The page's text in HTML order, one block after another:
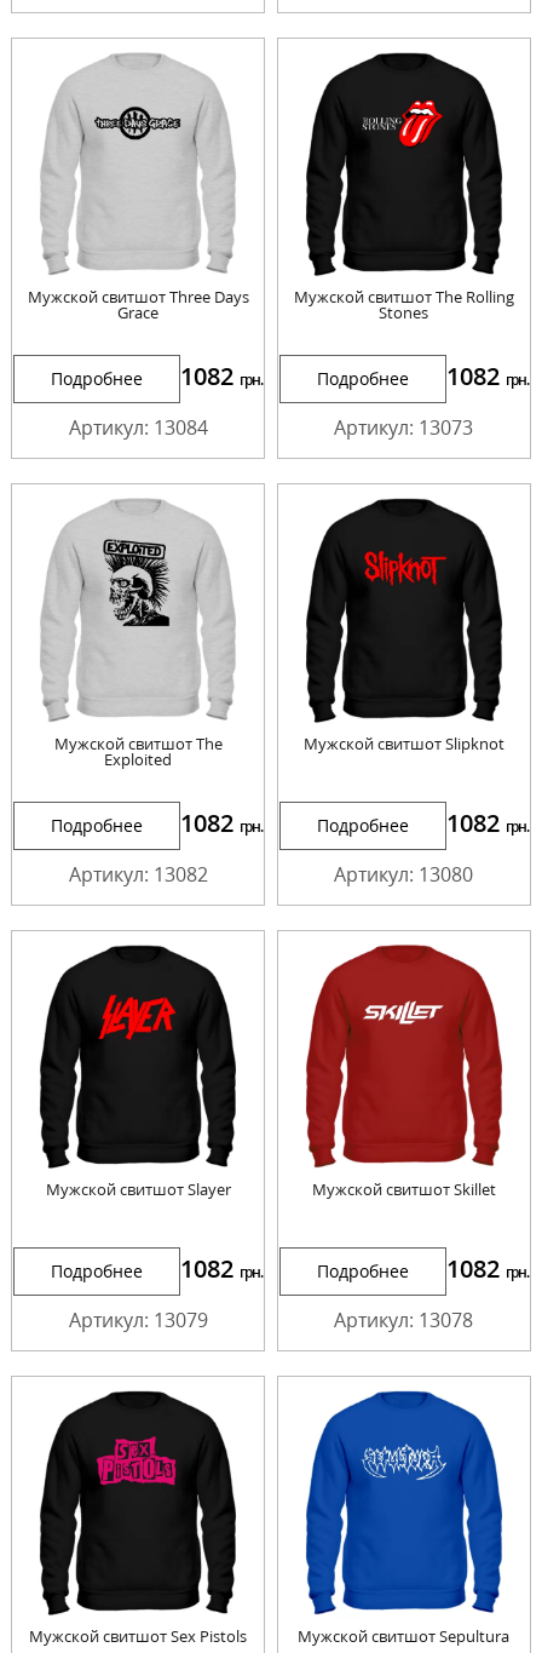
Мужской свитшот Three Days
Grace
Подробнее 1082 грн.
Артикул: 13084
Мужской свитшот The Rolling
Stones
Подробнее 1082 грн.
Артикул: 13073
Мужской свитшот The
Exploited
Подробнее 1082 грн.
Артикул: 13082
Мужской свитшот Slipknot
Подробнее 1082 грн.
Артикул: 13080
Мужской свитшот Slayer
Подробнее 1082 грн.
Артикул: 13079
Мужской свитшот Skillet
Подробнее 1082 грн.
Артикул: 13078
Мужской свитшот Sex Pistols Мужской свитшот Sepultura